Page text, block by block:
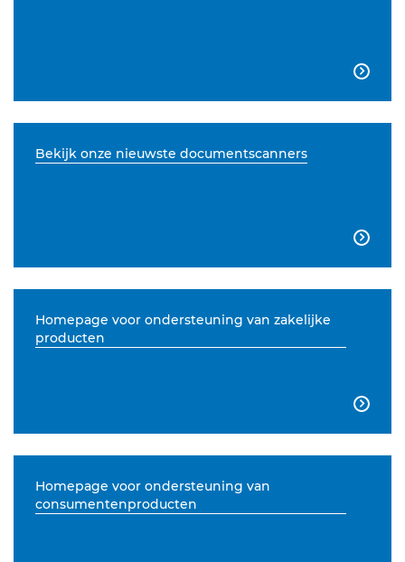

Bekijk onze nieuwste documentscanners

Homepage voor ondersteuning van zakelijke
producten

Homepage voor ondersteuning van
consumentenproducten